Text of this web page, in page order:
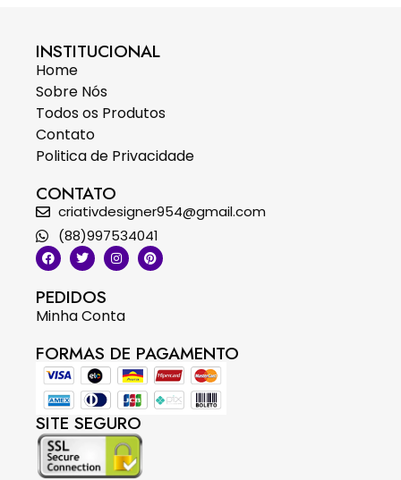
INSTITUCIONAL
Home
Sobre Nós
Todos os Produtos
Contato
Politica de Privacidade
CONTATO
criativdesigner954@gmail.com
(88)997534041
PEDIDOS
Minha Conta
FORMAS DE PAGAMENTO
SITE SEGURO